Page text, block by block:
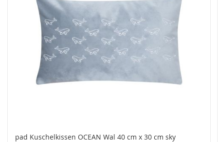
pad Kuschelkissen OCEAN Wal 40 cm x 30 cm sky